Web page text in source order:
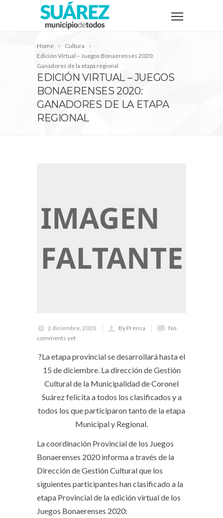
Home
Cultura
Edición Virtual – Juegos Bonaerenses 2020:
Ganadores de la etapa regional
EDICIÓN VIRTUAL – JUEGOS
BONAERENSES 2020:
GANADORES DE LA ETAPA
REGIONAL
2 diciembre, 2020 By Prensa
No
comments yet
?La etapa provincial se desarrollará hasta el
15 de diciembre. La dirección de Gestión
Cultural de la Municipalidad de Coronel
Suárez felicita a todos los clasificados y a
todos los que participaron tanto de la etapa
Municipal y Regional.
La coordinación Provincial de los Juegos
Bonaerenses 2020 informa a través de la
Dirección de Gestión Cultural que los
siguientes participantes han clasificado a la
etapa Provincial de la edición virtual de los
Juegos Bonaerenses 2020: